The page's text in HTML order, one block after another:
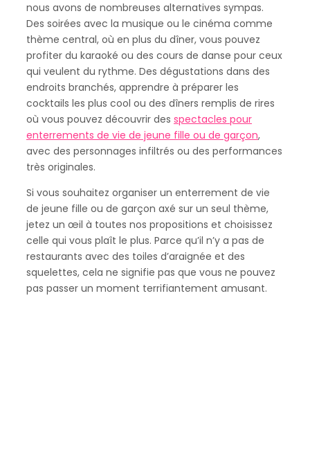
nous avons de nombreuses alternatives sympas.
Des soirées avec la musique ou le cinéma comme
thème central, où en plus du dîner, vous pouvez
profiter du karaoké ou des cours de danse pour ceux
qui veulent du rythme. Des dégustations dans des
endroits branchés, apprendre à préparer les
cocktails les plus cool ou des dîners remplis de rires
où vous pouvez découvrir des spectacles pour
enterrements de vie de jeune fille ou de garçon,
avec des personnages infiltrés ou des performances
très originales.
Si vous souhaitez organiser un enterrement de vie
de jeune fille ou de garçon axé sur un seul thème,
jetez un œil à toutes nos propositions et choisissez
celle qui vous plaît le plus. Parce qu’il n’y a pas de
restaurants avec des toiles d’araignée et des
squelettes, cela ne signifie pas que vous ne pouvez
pas passer un moment terrifiantement amusant.